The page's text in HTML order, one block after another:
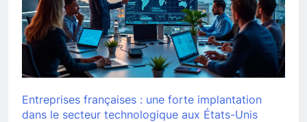
Entreprises françaises : une forte implantation
dans le secteur technologique aux États-Unis